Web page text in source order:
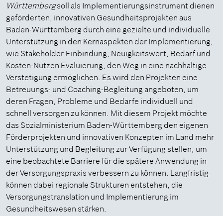
Württembergsoll als Implementierungsinstrument dienen
geförderten, innovativen Gesundheitsprojekten aus
Baden-Württemberg durch eine gezielte und individuelle
Unterstützung in den Kernaspekten der Implementierung,
wie Stakeholder-Einbindung, Neuigkeitswert, Bedarf und
Kosten-Nutzen Evaluierung, den Weg in eine nachhaltige
Verstetigung ermöglichen. Es wird den Projekten eine
Betreuungs- und Coaching-Begleitung angeboten, um
deren Fragen, Probleme und Bedarfe individuell und
schnell versorgen zu können. Mit diesem Projekt möchte
das Sozialministerium Baden-Württemberg den eigenen
Förderprojekten und innovativen Konzepten im Land mehr
Unterstützung und Begleitung zur Verfügung stellen, um
eine beobachtete Barriere für die spätere Anwendung in
der Versorgungspraxis verbessern zu können. Langfristig
können dabei regionale Strukturen entstehen, die
Versorgungstranslation und Implementierung im
Gesundheitswesen stärken.